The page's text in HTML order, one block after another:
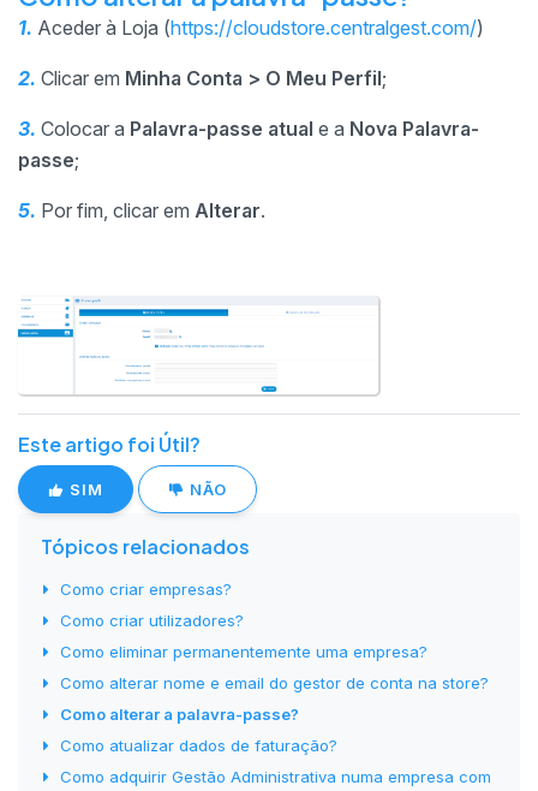
Tópicos relacionados
Como criar empresas?
Como criar utilizadores?
Como eliminar permanentemente uma empresa?
Como alterar nome e email do gestor de conta na store?
Como alterar a palavra-passe?
Como atualizar dados de faturação?
Como adquirir Gestão Administrativa numa empresa com
1. Aceder à Loja (https://cloudstore.centralgest.com/)
2. Clicar em Minha Conta > O Meu Perfil;
3. Colocar a Palavra-passe atual e a Nova Palavra-
passe;
5. Por fim, clicar em Alterar.
Este artigo foi Útil?
SIM NÃO